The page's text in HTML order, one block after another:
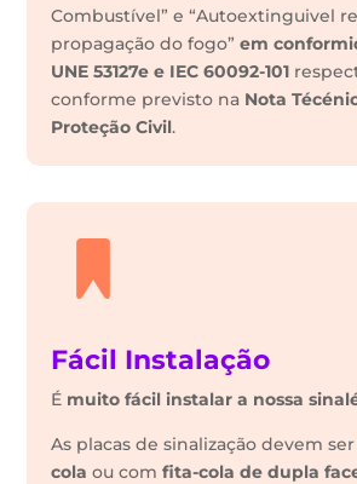
Combustível” e “Autoextinguivel
propagação do fogo”em
UNE 53127e e IEC 60092-101
conforme previsto na Nota
Proteção Civil.
Fácil Instalação
É muito fácil instalar a nossa
As placas de sinalização devem
cola ou comfita-cola de dupla